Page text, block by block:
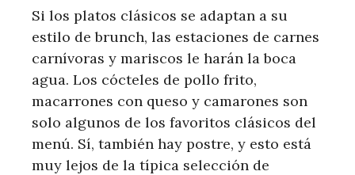
Si los platos clásicos se adaptan a su
estilo de brunch, las estaciones de carnes
carnívoras y mariscos le harán la boca
agua. Los cócteles de pollo frito,
macarrones con queso y camarones son
solo algunos de los favoritos clásicos del
menú. Sí, también hay postre, y esto está
muy lejos de la típica selección de